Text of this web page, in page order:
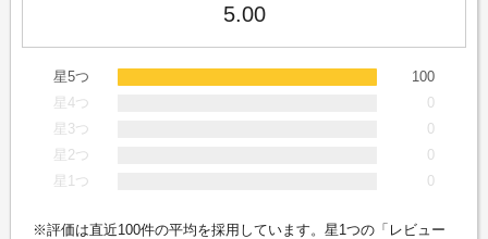
5.00
星5つ
100
星4つ
0
星3つ
0
星2つ
0
星1つ
0
評価は直近100件の平均を採用しています。星1つの「レビュー